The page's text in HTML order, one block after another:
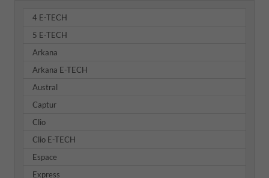
4 E-TECH
5 E-TECH
Arkana
Arkana E-TECH
Austral
Captur
Clio
Clio E-TECH
Espace
Express